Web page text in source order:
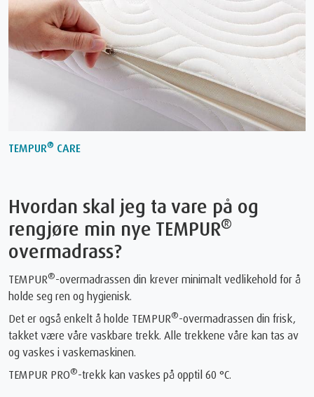
TEMPUR® CARE
Hvordan skal jeg ta vare på og
rengjøre min nye TEMPUR®
overmadrass?
TEMPUR®-overmadrassen din krever minimalt vedlikehold for å
holde seg ren og hygienisk.
Det er også enkelt å holde TEMPUR®-overmadrassen din frisk,
takket være våre vaskbare trekk. Alle trekkene våre kan tas av
og vaskes i vaskemaskinen.
TEMPUR PRO®-trekk kan vaskes på opptil 60 °C.